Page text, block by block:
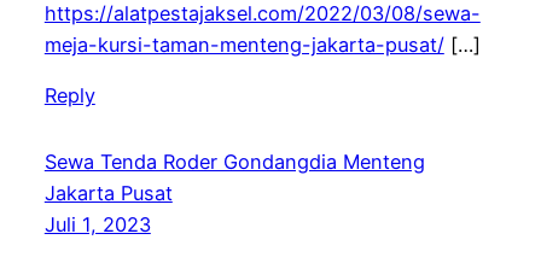
https://alatpestajaksel.com/2022/03/08/sewa-
meja-kursi-taman-menteng-jakarta-pusat/[…]
Reply
Sewa Tenda Roder Gondangdia Menteng
Jakarta Pusat
Juli 1, 2023